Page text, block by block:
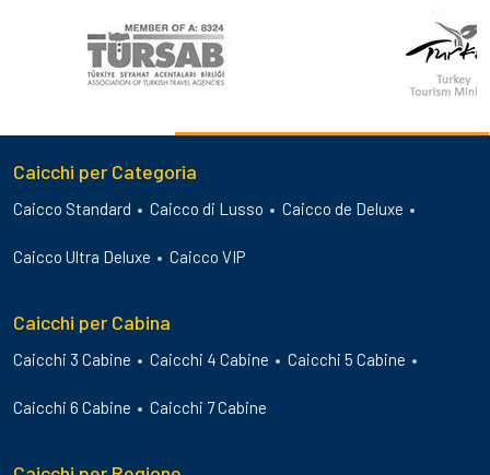
Caicchi per Categoria
Caicco Standard Caicco di Lusso Caicco de Deluxe
Caicco Ultra Deluxe Caicco VIP
Caicchi per Cabina
Caicchi 3 Cabine Caicchi 4 Cabine Caicchi 5 Cabine
Caicchi 6 Cabine Caicchi 7 Cabine